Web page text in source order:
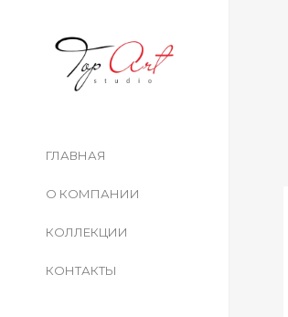
ГЛАВНАЯ
О КОМПАНИИ
КОЛЛЕКЦИИ
КОНТАКТЫ